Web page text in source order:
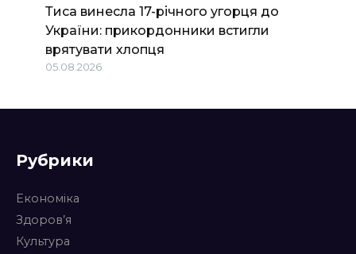
Тиса винесла 17-річного угорця до
України: прикордонники встигли
врятувати хлопця
05.08.2026
Рубрики
Економіка
Здоров’я
Культура